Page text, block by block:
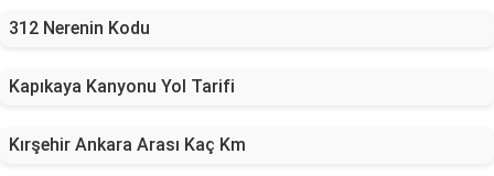
312 Nerenin Kodu
Kapıkaya Kanyonu Yol Tarifi
Kırşehir Ankara Arası Kaç Km